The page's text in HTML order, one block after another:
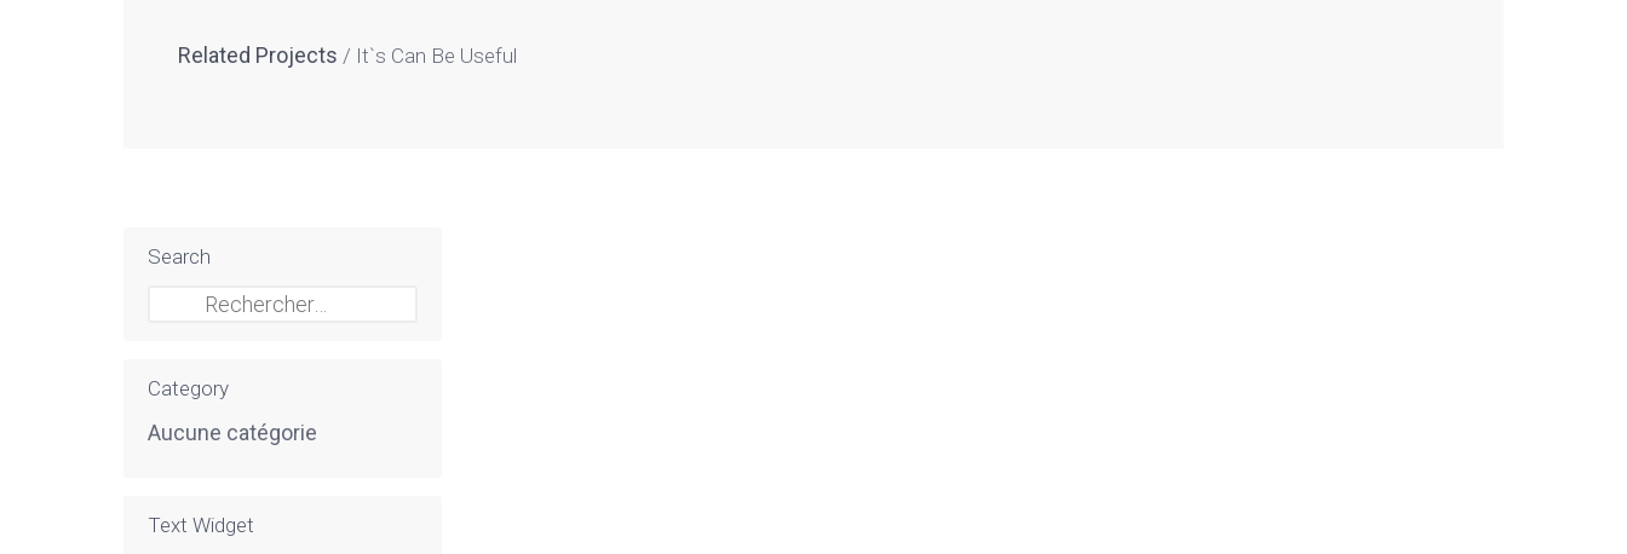
Related Projects It`s Can Be Useful
Search
Rechercher :
Category
Aucune catégorie
Text Widget